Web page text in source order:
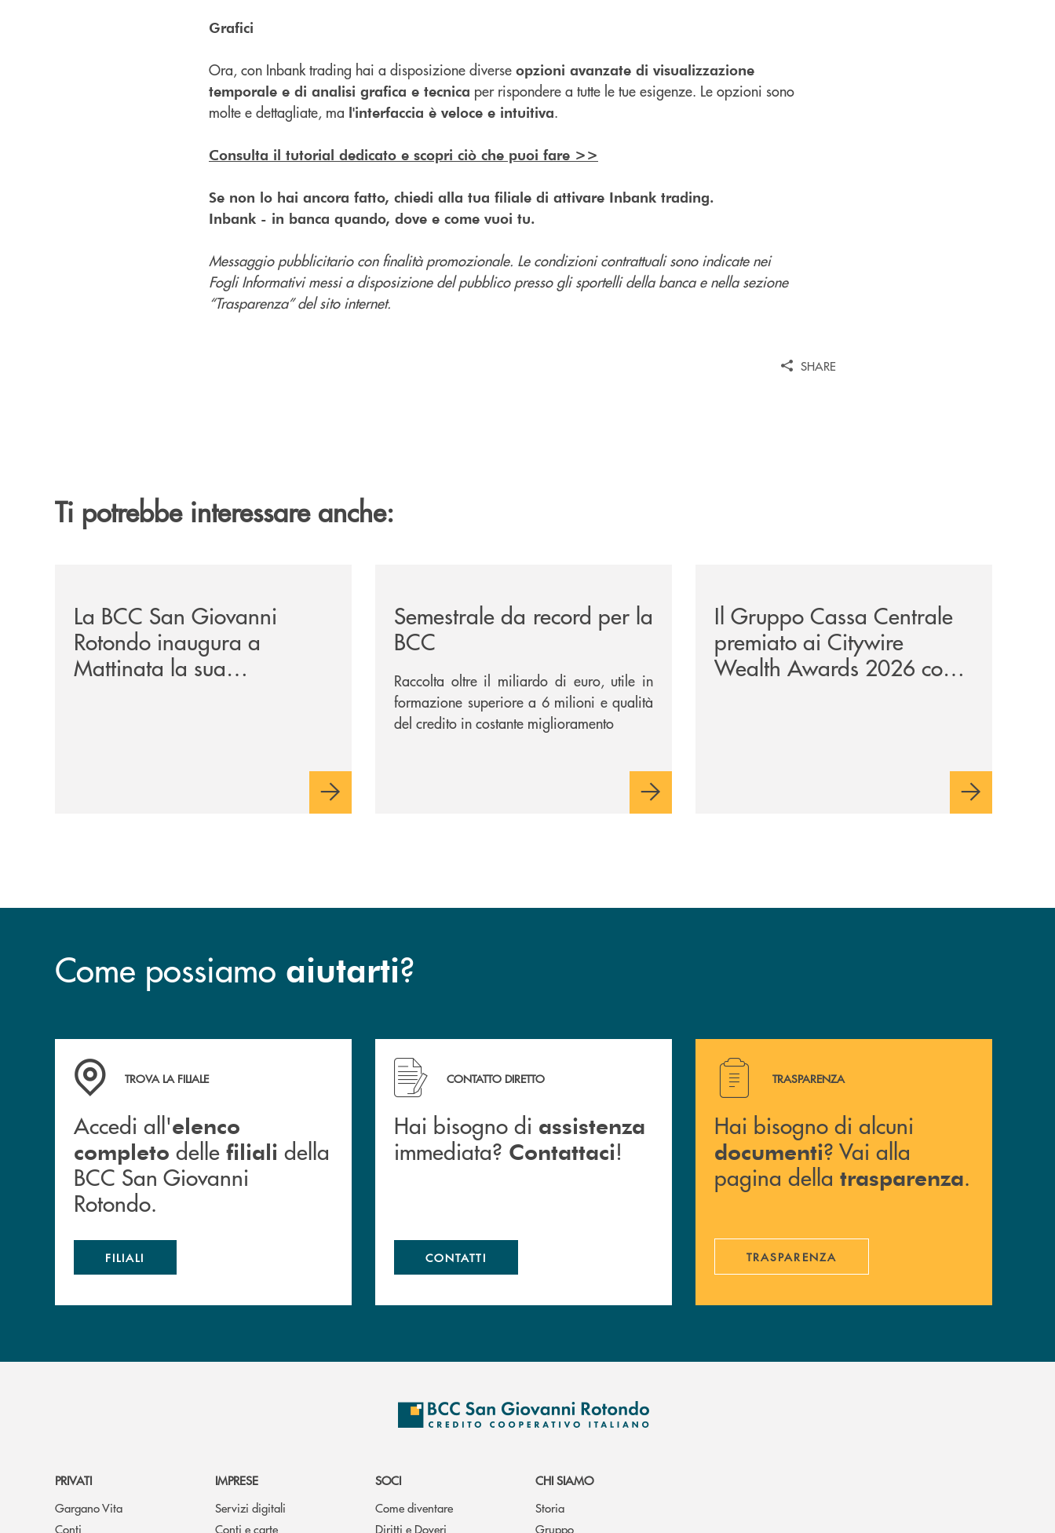
Grafici
Ora, con Inbank trading hai a disposizione diverse opzioni avanzate di visualizzazione
temporale e di analisi grafica e tecnica per rispondere a tutte le tue esigenze. Le opzioni sono
molte e dettagliate, ma l'interfaccia è veloce e intuitiva.
Consulta il tutorial dedicato e scopri ciò che puoi fare >>
Se non lo hai ancora fatto, chiedi alla tua filiale di attivare Inbank trading.
Inbank - in banca quando, dove e come vuoi tu.
Messaggio pubblicitario con finalità promozionale. Le condizioni contrattuali sono indicate nei
Fogli Informativi messi a disposizione del pubblico presso gli sportelli della banca e nella sezione
“Trasparenza” del sito internet.
SHARE
Ti potrebbe interessare anche:
La BCC San Giovanni
Rotondo inaugura a
Mattinata la sua
Semestrale da record per la
BCC
Raccolta oltre il miliardo di euro, utile in
formazione superiore a 6 milioni e qualità
del credito in costante miglioramento
Il Gruppo Cassa Centrale
premiato ai Citywire
Wealth Awards 2026 come
Come possiamo aiutarti?
Accedi all' elenco completo delle filiali della BCC San Giovanni Rotondo.
TROVA LA FILIALE
Accedi all'elenco
completo delle filiali della
BCC San Giovanni
Rotondo.
FILIALI
Hai bisogno di assistenza immediata? Contattaci !
CONTATTO DIRETTO
Hai bisogno di assistenza
immediata? Contattaci!
CONTATTI
Hai bisogno di alcuni documenti ? Vai alla pagina della
TRASPARENZA
Hai bisogno di alcuni
documenti? Vai alla
pagina della trasparenza.
TRASPARENZA
PRIVATI
Gargano Vita
Conti
IMPRESE
Servizi digitali
Conti e carte
SOCI
Come diventare
Diritti e Doveri
CHI SIAMO
Storia
Gruppo